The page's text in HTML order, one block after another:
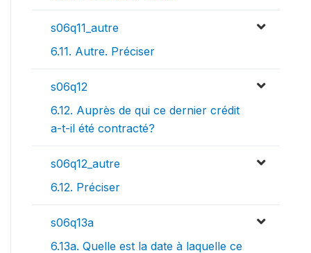
s06q11_autre
6.11. Autre. Préciser
s06q12
6.12. Auprès de qui ce dernier crédit
a-t-il été contracté?
s06q12_autre
6.12. Préciser
s06q13a
6.13a. Quelle est la date à laquelle ce